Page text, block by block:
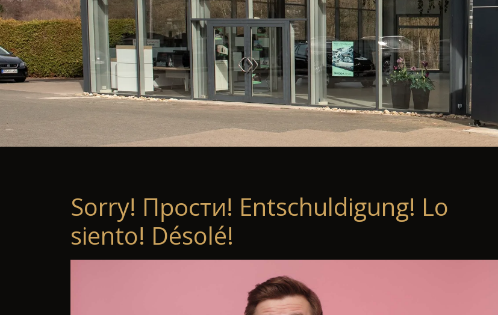
Sorry! Прости! Entschuldigung! Lo
siento! Désolé!